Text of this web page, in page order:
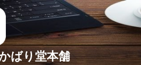
ばり堂本舗